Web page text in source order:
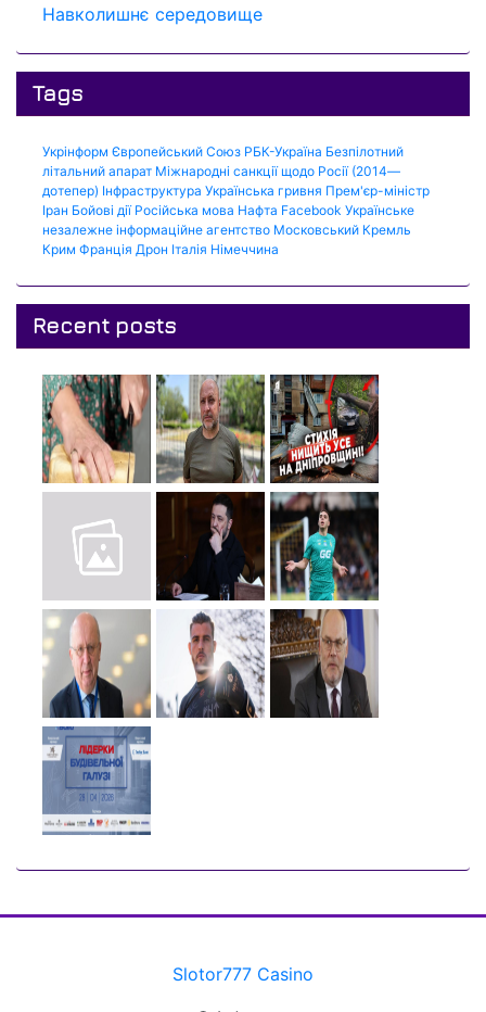
Навколишнє середовище
Tags
Укрінформ Європейський Союз РБК-Україна Безпілотний
літальний апарат Міжнародні санкції щодо Росії (2014—
дотепер) Інфраструктура Українська гривня Прем'єр-міністр
Іран Бойові дії Російська мова Нафта Facebook Українське
незалежне інформаційне агентство Московський Кремль
Крим Франція Дрон Італія Німеччина
Recent posts
Slotor777 Casino